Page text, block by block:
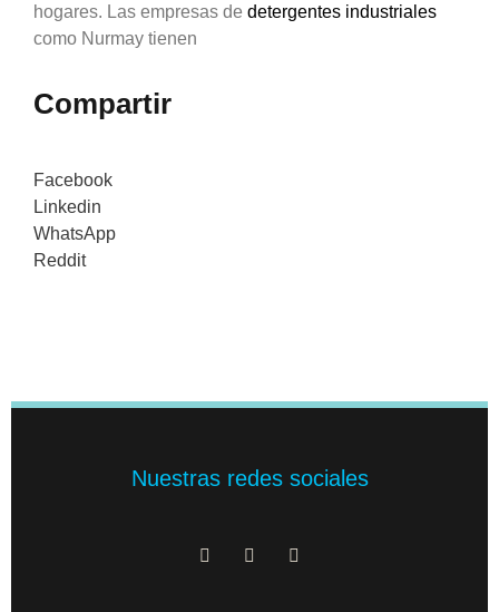
hogares. Las empresas de detergentes industriales
como Nurmay tienen
Compartir
Facebook
Linkedin
WhatsApp
Reddit
Nuestras redes sociales
F
a
X
-
I
n